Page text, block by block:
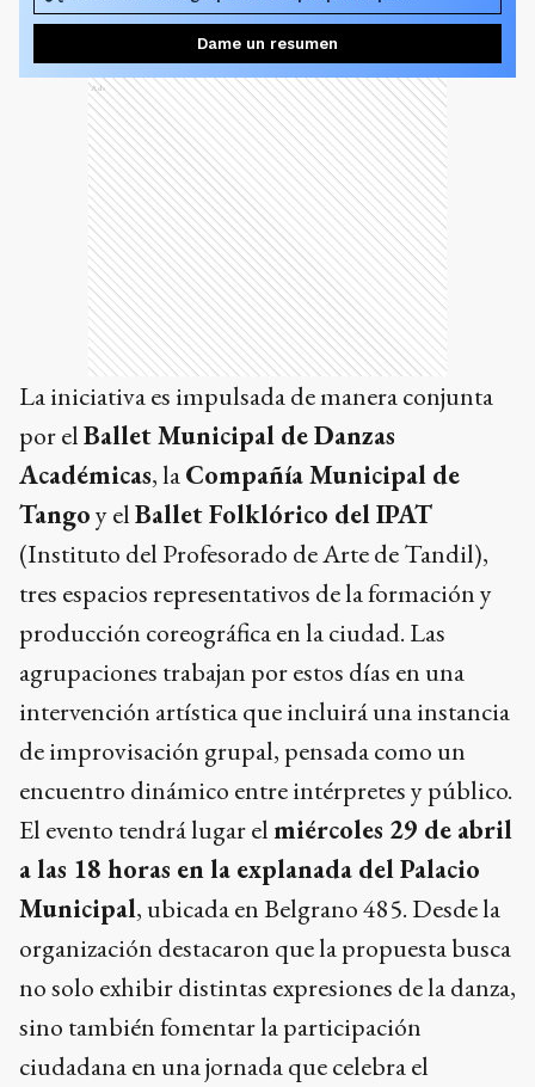
Dame un resumen
Ads
La iniciativa es impulsada de manera conjunta
por elBallet Municipal de Danzas
Académicas, laCompañía Municipal de
Tangoy elBallet Folklórico del IPAT
(Instituto del Profesorado de Arte de Tandil),
tres espacios representativos de la formación y
producción coreográfica en la ciudad. Las
agrupaciones trabajan por estos días en una
intervención artística que incluirá una instancia
de improvisación grupal, pensada como un
encuentro dinámico entre intérpretes y público.
El evento tendrá lugar elmiércoles 29 de abril
a las 18 horas en la explanada del Palacio
Municipal, ubicada en Belgrano 485. Desde la
organización destacaron que la propuesta busca
no solo exhibir distintas expresiones de la danza,
sino también fomentar la participación
ciudadana en una jornada que celebra el